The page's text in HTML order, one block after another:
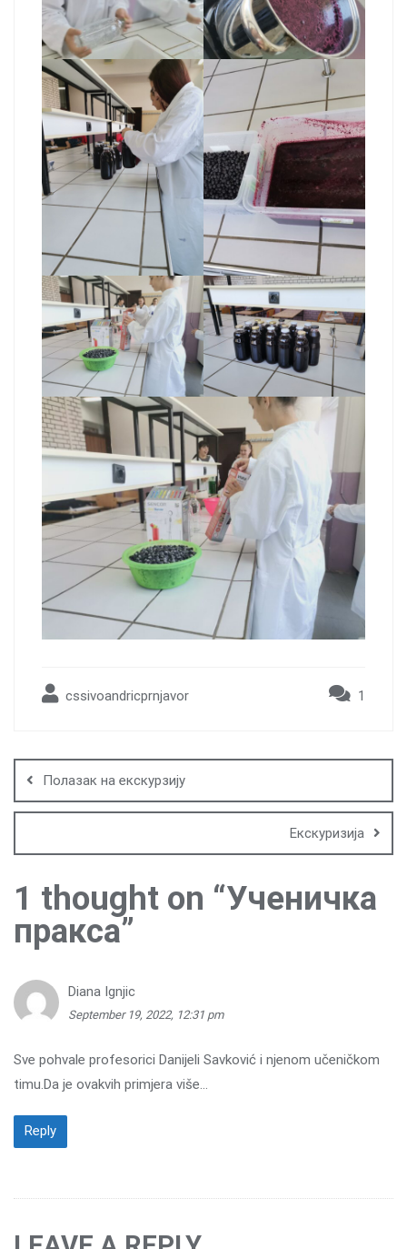
cssivoandricprnjavor 1
navigation
Полазак на екскурзију
Екскуризија
1 thought on “Ученичка
пракса”
Diana Ignjic
September 19, 2022, 12:31 pm
Sve pohvale profesorici Danijeli Savković i njenom učeničkom
timu.Da je ovakvih primjera više…
Reply